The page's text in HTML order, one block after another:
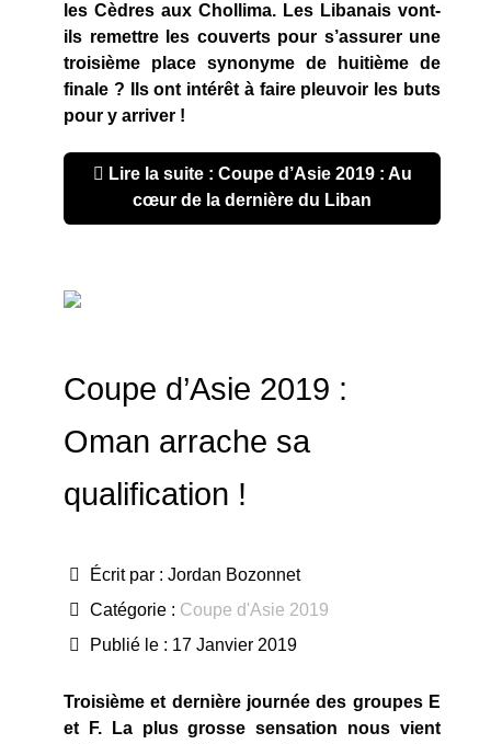
les Cèdres aux Chollima. Les Libanais vont-
ils remettre les couverts pour s’assurer une
troisième place synonyme de huitième de
finale ? Ils ont intérêt à faire pleuvoir les buts
pour y arriver !
Lire la suite : Coupe d’Asie 2019 : Au
cœur de la dernière du Liban
Coupe d’Asie 2019 :
Oman arrache sa
qualification !
Écrit par : Jordan Bozonnet
Catégorie : Coupe d'Asie 2019
Publié le : 17 Janvier 2019
Troisième et dernière journée des groupes E
et F. La plus grosse sensation nous vient